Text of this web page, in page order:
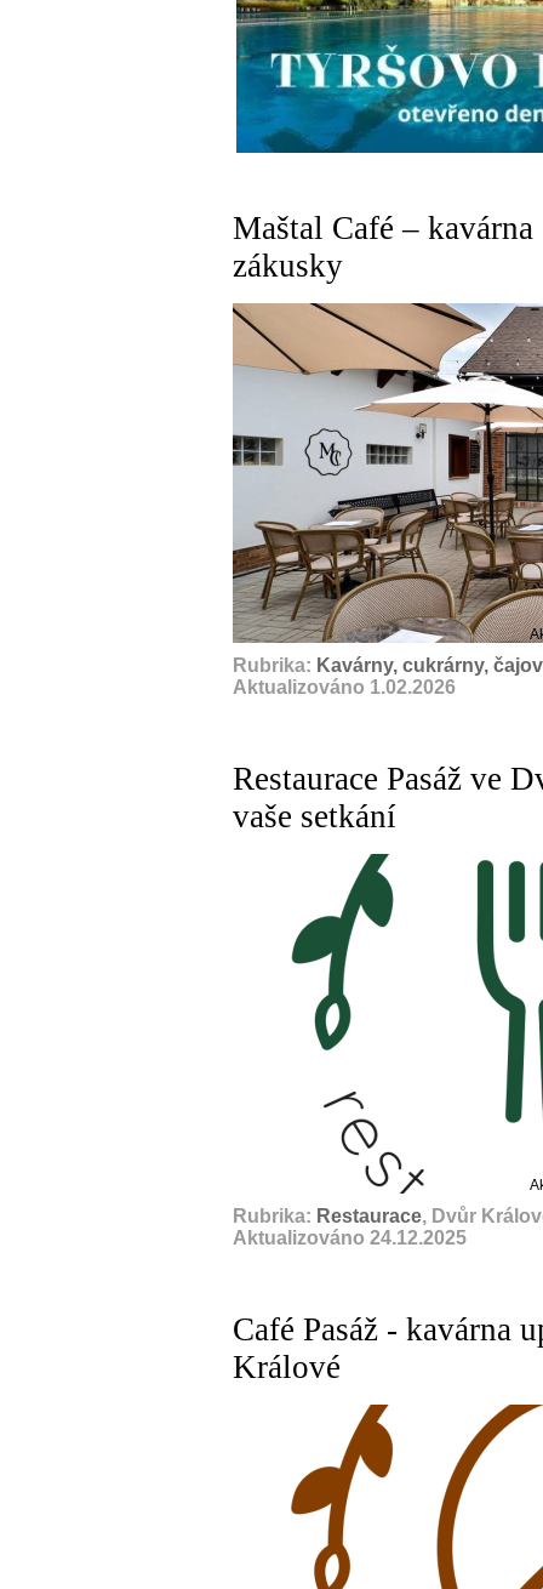
Maštal Café –
zákusky
Rubrika: Kavárny, cukrárny,
Aktualizováno 1.02.2026
Restaurace Pasáž ve
vaše setkání
Rubrika: Restaurace, Dvůr
Aktualizováno 24.12.2025
Café Pasáž - kavárna
Králové